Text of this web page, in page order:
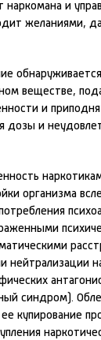
и
желаниями,
веществе,
и
дозы и
организма
нейтрализации
синдром).
купирование